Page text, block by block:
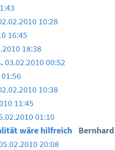
10:28
16:45
18:38
03.02.2010 00:52
10:38
11:45
01:10
wäre hilfreich
20:08